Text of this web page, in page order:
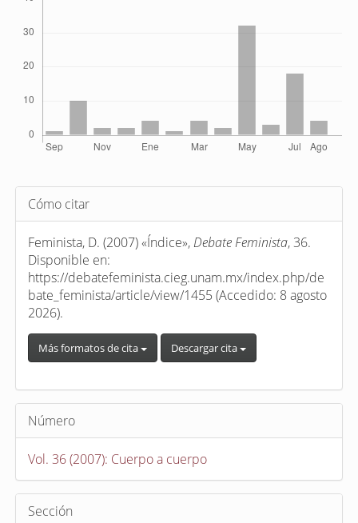
Detalles
del
artículo
Cómo citar
Feminista, D. (2007) «Índice», Debate Feminista, 36.
Disponible en:
https://debatefeminista.cieg.unam.mx/index.php/de
bate_feminista/article/view/1455 (Accedido: 8 agosto
2026).
Más formatos de cita Descargar cita
Número
Vol. 36 (2007): Cuerpo a cuerpo
Sección